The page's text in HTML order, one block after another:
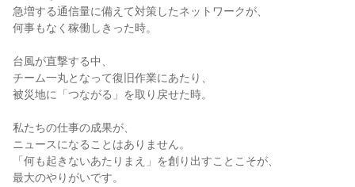
急増する通信量に備えて対策したネットワークが、
何事もなく稼働しきった時。
台風が直撃する中、
チーム一丸となって復旧作業にあたり、
被災地に「つながる」を取り戻せた時。
私たちの仕事の成果が、
ニュースになることはありません。
「何も起きないあたりまえ」を創り出すことこそが、
最大のやりがいです。